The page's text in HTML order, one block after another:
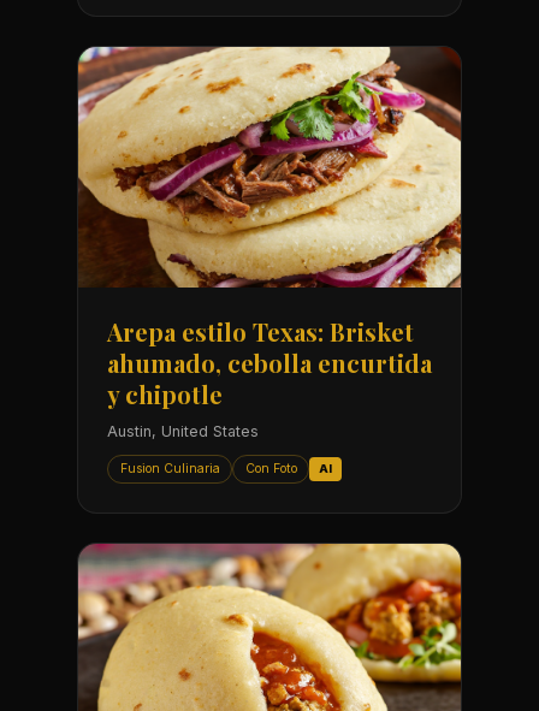
Arepa estilo Texas: Brisket
ahumado, cebolla encurtida
y chipotle
Austin, United States
Fusion Culinaria Con Foto AI